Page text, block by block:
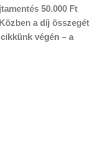
50.000 Ft
a díj összegét
végén – a